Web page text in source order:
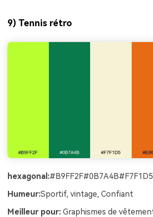
9) Tennis rétro
hexagonal:
Humeur:Sportif, vintage, Confiant
Meilleur pour: Graphismes de